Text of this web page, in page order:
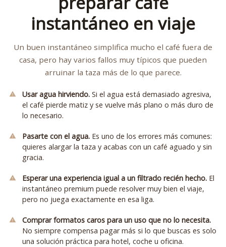
instantáneo en viaje
Un buen instantáneo simplifica mucho el café fuera de
casa, pero hay varios fallos muy típicos que pueden
arruinar la taza más de lo que parece.
Usar agua hirviendo.Si el agua está demasiado agresiva,
el café pierde matiz y se vuelve más plano o más duro de
lo necesario.
Pasarte con el agua.Es uno de los errores más comunes:
quieres alargar la taza y acabas con un café aguado y sin
gracia.
Esperar una experiencia igual a un filtrado recién hecho.El
instantáneo premium puede resolver muy bien el viaje,
pero no juega exactamente en esa liga.
Comprar formatos caros para un uso que no lo necesita.
No siempre compensa pagar más si lo que buscas es solo
una solución práctica para hotel, coche u oficina.